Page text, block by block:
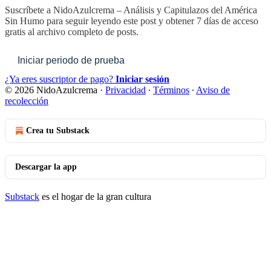
Suscríbete a NidoAzulcrema – Análisis y Capitulazos del América
Sin Humo para seguir leyendo este post y obtener 7 días de acceso
gratis al archivo completo de posts.
Iniciar periodo de prueba
¿Ya eres suscriptor de pago? Iniciar sesión
© 2026 NidoAzulcrema · Privacidad ∙ Términos ∙ Aviso de
recolección
Crea tu Substack
Descargar la app
Substack es el hogar de la gran cultura